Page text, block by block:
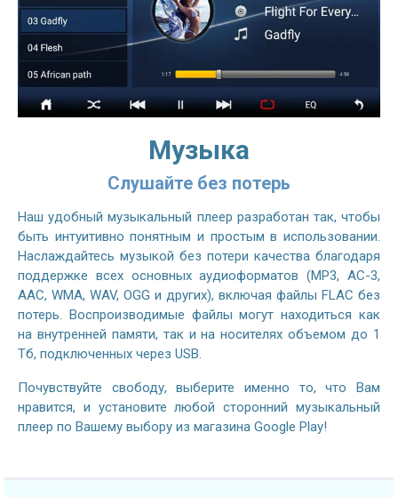
Музыка
Слушайте без потерь
Наш удобный музыкальный плеер разработан так, чтобы
быть интуитивно понятным и простым в использовании.
Наслаждайтесь музыкой без потери качества благодаря
поддержке всех основных аудиоформатов (MP3, AC-3,
AAC, WMA, WAV, OGG и других), включая файлы FLAC без
потерь. Воспроизводимые файлы могут находиться как
на внутренней памяти, так и на носителях объемом до 1
Тб, подключенных через USB.
Почувствуйте свободу, выберите именно то, что Вам
нравится, и установите любой сторонний музыкальный
плеер по Вашему выбору из магазина Google Play!